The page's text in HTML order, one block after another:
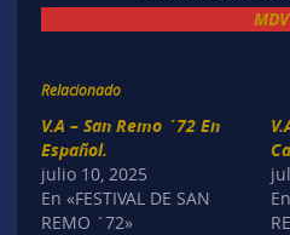
MDV
Relacionado
V.A – San Remo ´72 En
Español.
julio 10, 2025
En «FESTIVAL DE SAN
REMO ´72»